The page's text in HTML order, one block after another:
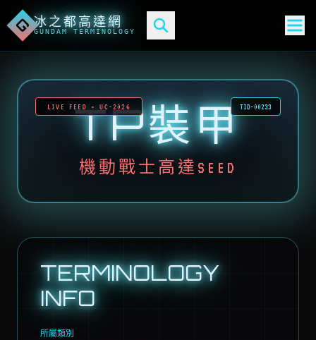
G冰之都高達網
GUNDAM TERMINOLOGY
LIVE FEED • UC-2026 TID-00233
TP裝甲
機動戰士高達SEED
TERMINOLOGY
INFO
所屬類別